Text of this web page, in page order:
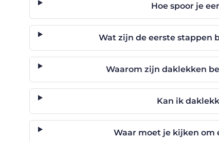
Hoe spoor je
Wat zijn de eerste stappen
Waarom zijn daklekken
Kan ik
Waar moet je kijken om